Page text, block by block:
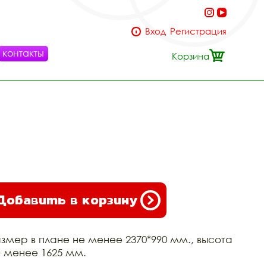
контакты
Вход Регистрация
Корзина
в корзину
в плане не менее 2370*990 мм., высота
менее 1625 мм.